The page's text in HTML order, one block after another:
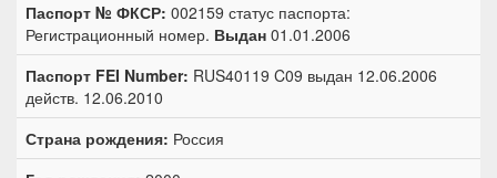
Паспорт № ФКСР: 002159 статус паспорта:
Регистрационный номер. Выдан 01.01.2006
Паспорт FEI Number: RUS40119 C09 выдан 12.06.2006
действ. 12.06.2010
Страна рождения: Россия